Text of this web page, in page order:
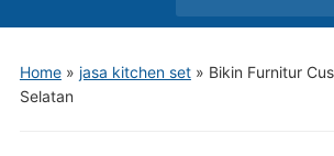
Home» jasa kitchen set» Bikin Furnitur
Selatan